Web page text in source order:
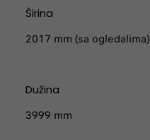
Širina
2017 mm (sa ogledalima)
Dužina
3999 mm